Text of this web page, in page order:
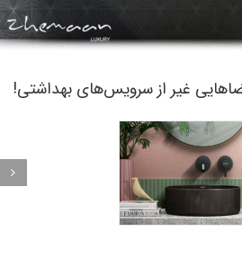
غیر از سرویس‌های بهداشتی!